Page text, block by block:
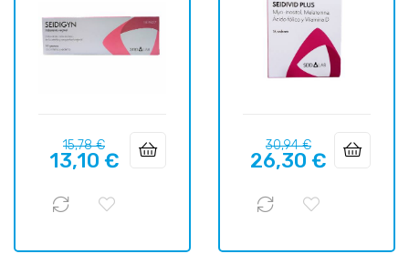
Precio
regular
15,78 €Precio
13,10 €
Precio
regular
30,94 €Precio
26,30 €